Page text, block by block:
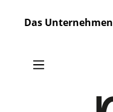
Das Unternehmen